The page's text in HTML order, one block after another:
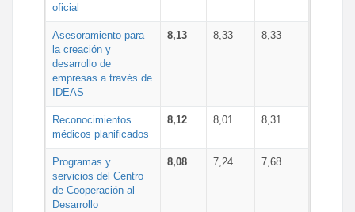
oficial
Asesoramiento para
la creación y
desarrollo de
empresas a través de
IDEAS
8,13 8,33 8,33
Reconocimientos
médicos planificados
8,12 8,01 8,31
Programas y
servicios del Centro
de Cooperación al
Desarrollo
8,08 7,24 7,68